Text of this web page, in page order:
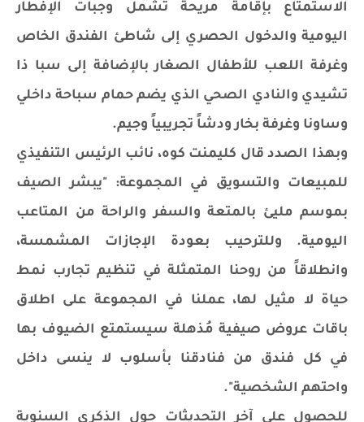
الاستمتاع بإقامة مريحة تشمل وجبات الإفطار
اليومية والدخول الحصري إلى شاطئ الفندق الخاص
وغرفة اللعب للأطفال الصغار بالإضافة إلى سبا ذا
تشيدي والنادي الصحي الذي يضم حمام سباحة داخلي
وساونا وغرفة بخار ودشاً تجريبياً وجيم.
وبهذا الصدد قال كليمنت كوه، نائب الرئيس التنفيذي
للمبيعات والتسويق في المجموعة: "يبشر الصيف
بموسم مليئ بالمتعة والسفر والراحة من المتاعب
اليومية. وللترحيب بعودة الإجازات المشمسة،
وانطلاقاً من روحنا المتمثلة في تنظيم تجارب نمط
حياة لا مثيل لها، عملنا في المجموعة على اطلاق
باقات عروض صيفية مُذهلة سيستمتع الضيوف بها
في كل فندق من فنادقنا بأسلوب لا ينسى داخل
واحتهم الشخصية".
للحصول على آخر التحديثات حول الذكرى السنوية